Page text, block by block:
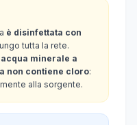
è disinfettata con
tutta la rete.
minerale a
non contiene cloro:
alla sorgente.